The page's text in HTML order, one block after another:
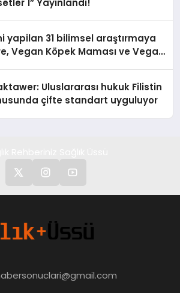
1” Yayınlandı!
yapilan 31 bilimsel araştırmaya
Vegan Köpek Maması ve Vegan
Uluslararası hukuk Filistin
çifte standart uyguluyor